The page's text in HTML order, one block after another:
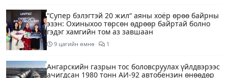
“Супер бэлэгтэй 20 жил“ аяны хоёр өрөө байрны
эзэн: Охиныхоо төрсөн өдрөөр байртай болно
гэдэг хамгийн том аз завшаан
9 цагийн өмнө 1
Ангарскийн газрын тос боловсруулах үйлдвэрээс
ачигдсан 1980 тонн АИ-92 автобензин өнөөдөр